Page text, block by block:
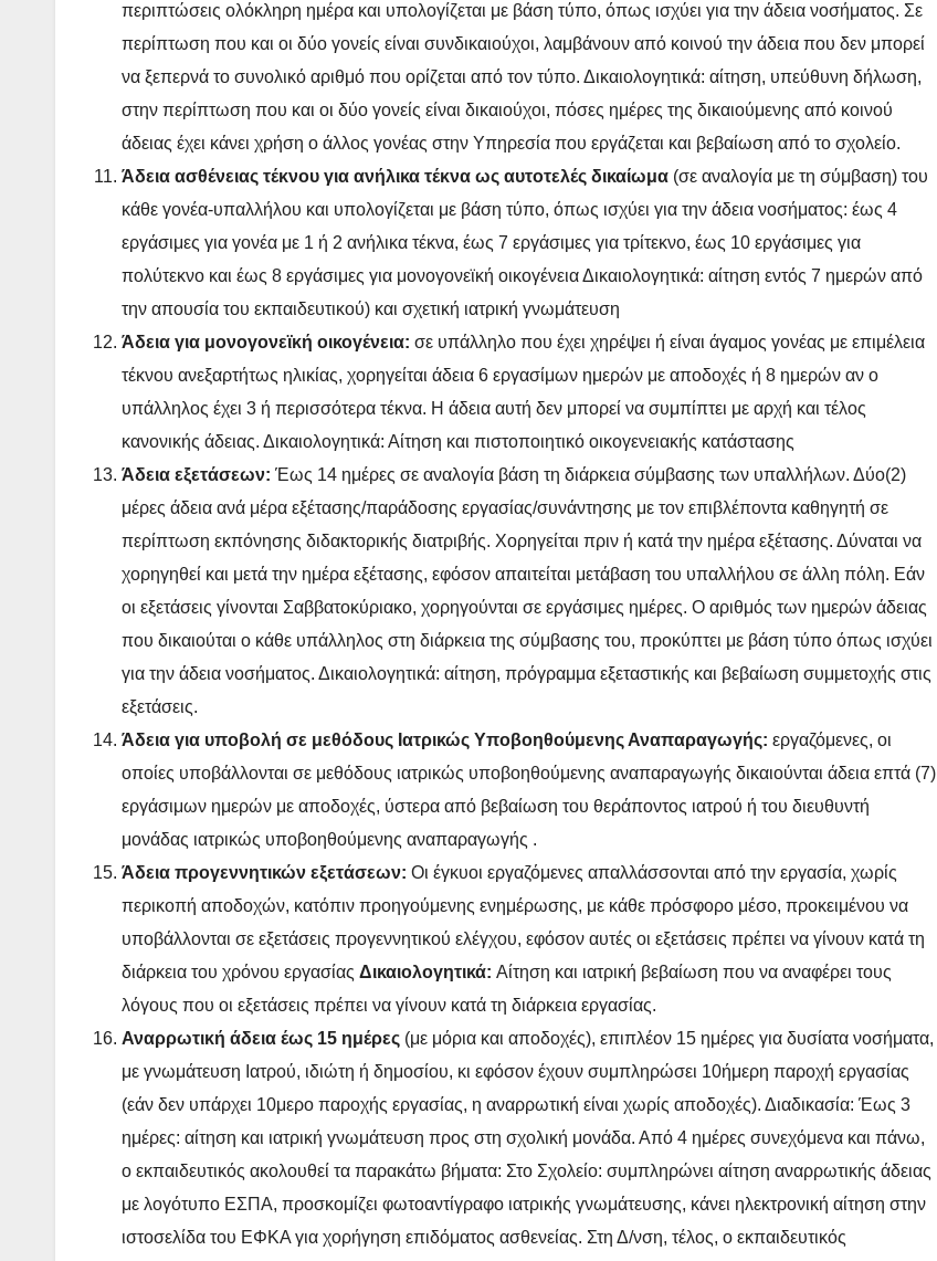
περιπτώσεις ολόκληρη ημέρα και υπολογίζεται με βάση τύπο, όπως ισχύει για την άδεια νοσήματος. Σε
περίπτωση που και οι δύο γονείς είναι συνδικαιούχοι, λαμβάνουν από κοινού την άδεια που δεν μπορεί
να ξεπερνά το συνολικό αριθμό που ορίζεται από τον τύπο. Δικαιολογητικά: αίτηση, υπεύθυνη δήλωση,
στην περίπτωση που και οι δύο γονείς είναι δικαιούχοι, πόσες ημέρες της δικαιούμενης από κοινού
άδειας έχει κάνει χρήση ο άλλος γονέας στην Υπηρεσία που εργάζεται και βεβαίωση από το σχολείο.
Άδεια ασθένειας τέκνου για ανήλικα τέκνα ως αυτοτελές δικαίωμα (σε αναλογία με τη σύμβαση) του
κάθε γονέα-υπαλλήλου και υπολογίζεται με βάση τύπο, όπως ισχύει για την άδεια νοσήματος: έως 4
εργάσιμες για γονέα με 1 ή 2 ανήλικα τέκνα, έως 7 εργάσιμες για τρίτεκνο, έως 10 εργάσιμες για
πολύτεκνο και έως 8 εργάσιμες για μονογονεϊκή οικογένεια Δικαιολογητικά: αίτηση εντός 7 ημερών από
την απουσία του εκπαιδευτικού) και σχετική ιατρική γνωμάτευση
Άδεια για μονογονεϊκή οικογένεια: σε υπάλληλο που έχει χηρέψει ή είναι άγαμος γονέας με επιμέλεια
τέκνου ανεξαρτήτως ηλικίας, χορηγείται άδεια 6 εργασίμων ημερών με αποδοχές ή 8 ημερών αν ο
υπάλληλος έχει 3 ή περισσότερα τέκνα. Η άδεια αυτή δεν μπορεί να συμπίπτει με αρχή και τέλος
κανονικής άδειας. Δικαιολογητικά: Αίτηση και πιστοποιητικό οικογενειακής κατάστασης
Άδεια εξετάσεων: Έως 14 ημέρες σε αναλογία βάση τη διάρκεια σύμβασης των υπαλλήλων. Δύο(2)
μέρες άδεια ανά μέρα εξέτασης/παράδοσης εργασίας/συνάντησης με τον επιβλέποντα καθηγητή σε
περίπτωση εκπόνησης διδακτορικής διατριβής. Χορηγείται πριν ή κατά την ημέρα εξέτασης. Δύναται να
χορηγηθεί και μετά την ημέρα εξέτασης, εφόσον απαιτείται μετάβαση του υπαλλήλου σε άλλη πόλη. Εάν
οι εξετάσεις γίνονται Σαββατοκύριακο, χορηγούνται σε εργάσιμες ημέρες. Ο αριθμός των ημερών άδειας
που δικαιούται ο κάθε υπάλληλος στη διάρκεια της σύμβασης του, προκύπτει με βάση τύπο όπως ισχύει
για την άδεια νοσήματος. Δικαιολογητικά: αίτηση, πρόγραμμα εξεταστικής και βεβαίωση συμμετοχής στις
εξετάσεις.
Άδεια για υποβολή σε μεθόδους Ιατρικώς Υποβοηθούμενης Αναπαραγωγής: εργαζόμενες, οι
οποίες υποβάλλονται σε μεθόδους ιατρικώς υποβοηθούμενης αναπαραγωγής δικαιούνται άδεια επτά (7)
εργάσιμων ημερών με αποδοχές, ύστερα από βεβαίωση του θεράποντος ιατρού ή του διευθυντή
μονάδας ιατρικώς υποβοηθούμενης αναπαραγωγής .
Άδεια προγεννητικών εξετάσεων: Οι έγκυοι εργαζόμενες απαλλάσσονται από την εργασία, χωρίς
περικοπή αποδοχών, κατόπιν προηγούμενης ενημέρωσης, με κάθε πρόσφορο μέσο, προκειμένου να
υποβάλλονται σε εξετάσεις προγεννητικού ελέγχου, εφόσον αυτές οι εξετάσεις πρέπει να γίνουν κατά τη
διάρκεια του χρόνου εργασίας Δικαιολογητικά: Αίτηση και ιατρική βεβαίωση που να αναφέρει τους
λόγους που οι εξετάσεις πρέπει να γίνουν κατά τη διάρκεια εργασίας.
Αναρρωτική άδεια έως 15 ημέρες (με μόρια και αποδοχές), επιπλέον 15 ημέρες για δυσίατα νοσήματα,
με γνωμάτευση Ιατρού, ιδιώτη ή δημοσίου, κι εφόσον έχουν συμπληρώσει 10ήμερη παροχή εργασίας
(εάν δεν υπάρχει 10μερο παροχής εργασίας, η αναρρωτική είναι χωρίς αποδοχές). Διαδικασία: Έως 3
ημέρες: αίτηση και ιατρική γνωμάτευση προς στη σχολική μονάδα. Από 4 ημέρες συνεχόμενα και πάνω,
ο εκπαιδευτικός ακολουθεί τα παρακάτω βήματα: Στο Σχολείο: συμπληρώνει αίτηση αναρρωτικής άδειας
με λογότυπο ΕΣΠΑ, προσκομίζει φωτοαντίγραφο ιατρικής γνωμάτευσης, κάνει ηλεκτρονική αίτηση στην
ιστοσελίδα του ΕΦΚΑ για χορήγηση επιδόματος ασθενείας. Στη Δ/νση, τέλος, ο εκπαιδευτικός